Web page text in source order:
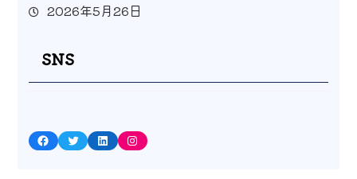
2026年5月26日
SNS
Facebook Twitter LinkedIn Instagram